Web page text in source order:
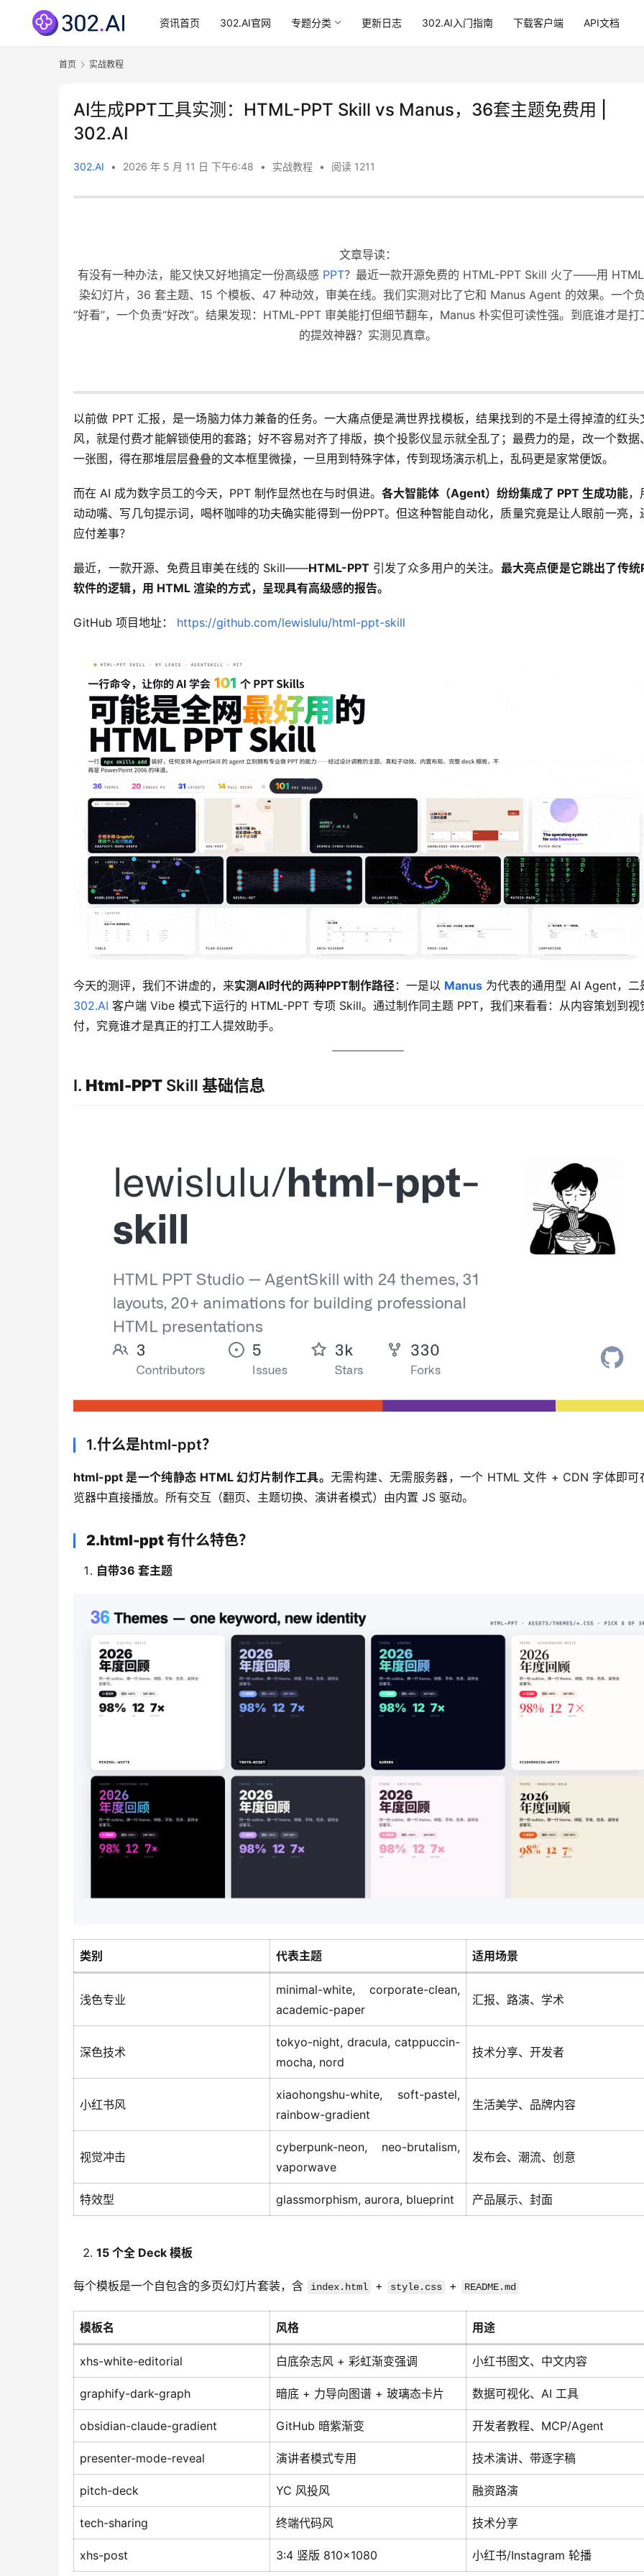
资讯首页 302.AI官网 专题分类 更新日志 302.AI入门指南 下载客户端 API文档
首页 实战教程
AI生成PPT工具实测：HTML-PPT Skill vs Manus，36套主题免费用 |
302.AI
302.AI • 2026 年 5 月 11 日 下午6:48 • 实战教程 • 阅读 1211
文章导读：
有没有一种办法，能又快又好地搞定一份高级感 PPT？最近一款开源免费的 HTML-PPT Skill 火了——用
染幻灯片，36 套主题、15 个模板、47 种动效，审美在线。我们实测对比了它和 Manus Agent 的效果。一个
“好看”，一个负责“好改”。结果发现：HTML-PPT 审美能打但细节翻车，Manus 朴实但可读性强。到底谁才是打
的提效神器？实测见真章。
以前做 PPT 汇报，是一场脑力体力兼备的任务。一大痛点便是满世界找模板，结果找到的不是土得掉渣的红头
风，就是付费才能解锁使用的套路；好不容易对齐了排版，换个投影仪显示就全乱了；最费力的是，改一个数据
一张图，得在那堆层层叠叠的文本框里微操，一旦用到特殊字体，传到现场演示机上，乱码更是家常便饭。
而在 AI 成为数字员工的今天，PPT 制作显然也在与时俱进。 各大智能体（Agent）纷纷集成了 PPT 生成功能，
动动嘴、写几句提示词，喝杯咖啡的功夫确实能得到一份PPT。但这种智能自动化，质量究竟是让人眼前一亮，
应付差事？
最近，一款开源、免费且审美在线的 Skill——HTML-PPT 引发了众多用户的关注。 最大亮点便是它跳出了传统
软件的逻辑，用 HTML 渲染的方式，呈现具有高级感的报告。
GitHub 项目地址： https://github.com/lewislulu/html-ppt-skill
今天的测评，我们不讲虚的，来实测AI时代的两种PPT制作路径：一是以 Manus
302.AI 客户端 Vibe 模式下运行的 HTML-PPT 专项 Skill。通过制作同主题 PPT，我们来看看：从内容策划到视
付，究竟谁才是真正的打工人提效助手。
I. Html-PPT Skill 基础信息
1.什么是html-ppt？
html-ppt 是一个纯静态 HTML 幻灯片制作工具。无需构建、无需服务器，一个 HTML 文件 + CDN 字体即可
览器中直接播放。所有交互（翻页、主题切换、演讲者模式）由内置 JS 驱动。
2.html-ppt 有什么特色？
自带36 套主题
类别 代表主题 适用场景
浅色专业
minimal-white, corporate-clean,
academic-paper
汇报、路演、学术
深色技术
tokyo-night, dracula, catppuccin-
mocha, nord
技术分享、开发者
小红书风
xiaohongshu-white, soft-pastel,
rainbow-gradient
生活美学、品牌内容
视觉冲击
cyberpunk-neon, neo-brutalism,
vaporwave
发布会、潮流、创意
特效型 glassmorphism, aurora, blueprint 产品展示、封面
15 个全 Deck 模板
每个模板是一个自包含的多页幻灯片套装，含 index.html + style.css + README.md
模板名 风格 用途
xhs-white-editorial 白底杂志风 + 彩虹渐变强调 小红书图文、中文内容
graphify-dark-graph 暗底 + 力导向图谱 + 玻璃态卡片 数据可视化、AI 工具
obsidian-claude-gradient GitHub 暗紫渐变 开发者教程、MCP/Agent
presenter-mode-reveal 演讲者模式专用 技术演讲、带逐字稿
pitch-deck YC 风投风 融资路演
tech-sharing 终端代码风 技术分享
xhs-post 3:4 竖版 810×1080 小红书/Instagram 轮播